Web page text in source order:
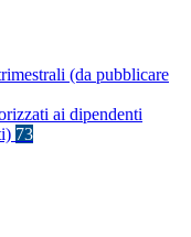
(da pubblicare
ai dipendenti
73